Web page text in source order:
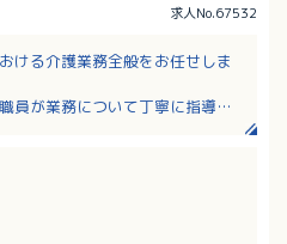
求人No.67532
ける介護業務全般をお任せしま
員が業務について丁寧に指導